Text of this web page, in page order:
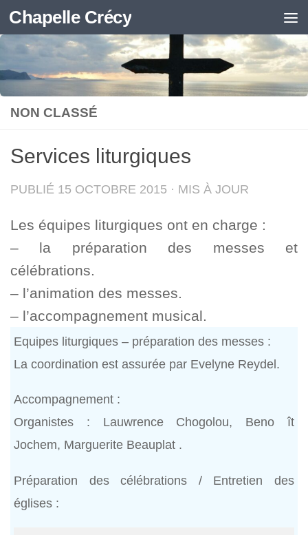
Skip to content
Chapelle Crécy
NON CLASSÉ
Services liturgiques
PUBLIÉ 15 OCTOBRE 2015 · MIS À JOUR
Les équipes liturgiques ont en charge :
– la préparation des messes et
célébrations.
– l’animation des messes.
– l’accompagnement musical.
Equipes liturgiques – préparation des messes :
La coordination est assurée par Evelyne Reydel.
Accompagnement :
Organistes : Lauwrence Chogolou, Beno ît
Jochem, Marguerite Beauplat .
Préparation des célébrations / Entretien des
églises :